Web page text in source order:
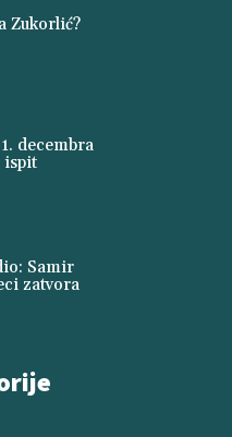
Zukorlić?
decembra
ispit
Samir
zatvora